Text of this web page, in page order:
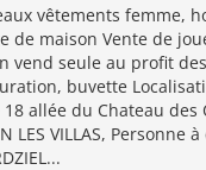
vêtements femme,
de maison Vente de
vend seule au profit
buvette
allée du Chateau des
LES VILLAS, Personne